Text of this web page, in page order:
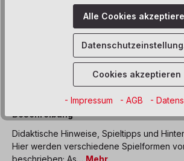
Produkt Anzahl: Gib den
In den
Sofort verfügbar, Lieferzeit: 5 Werktage
Zum Merkzettel hinzufügen
Beschreibung
Didaktische Hinweise, Spieltipps und
Hier werden verschiedene Spielformen
beschrieben; As… Mehr
Alle Cookies
Cookies akzeptieren
- Impressum - AGB -